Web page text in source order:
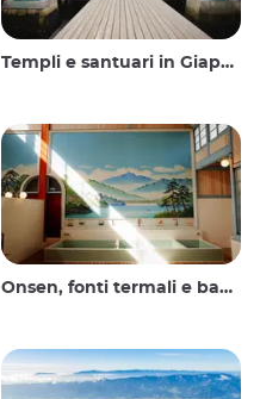
Templi e santuari in Giappone
Onsen, fonti termali e bagni pubblici